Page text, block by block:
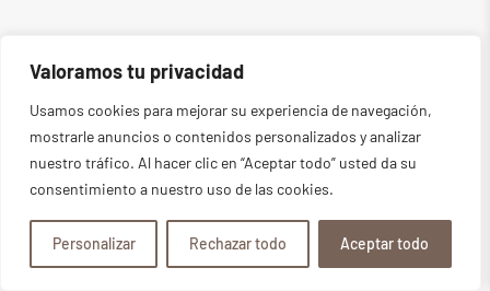
Valoramos tu privacidad
Usamos cookies para mejorar su experiencia de navegación,
mostrarle anuncios o contenidos personalizados y analizar
nuestro tráfico. Al hacer clic en “Aceptar todo” usted da su
consentimiento a nuestro uso de las cookies.
Personalizar Rechazar todo Aceptar todo
Taller PotteryGym
Alquiler de espacios
Servicio de cocciones
Alquiler torno